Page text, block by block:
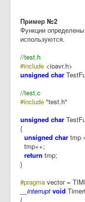
Пример №2
Функции
используются.
//test.h
#include <ioavr.h>
unsigned char
//test.c
#include "test.h"
unsigned char
{
unsigned char tmp
tmp++;
return tmp;
}
#pragma vector =
__interrupt void
{